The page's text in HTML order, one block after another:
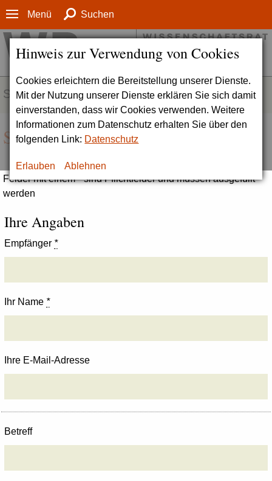
Hinweis zur Verwendung von Cookies
Cookies erleichtern die Bereitstellung unserer Dienste.
Mit der Nutzung unserer Dienste erklären Sie sich damit
einverstanden, dass wir Cookies verwenden. Weitere
Informationen zum Datenschutz erhalten Sie über den
folgenden Link: Datenschutz
Erlauben Ablehnen
Menü Suchen
SERVICE
Seite empfehlen
Felder mit einem * sind Pflichtfelder und müssen ausgefüllt
werden
Ihre Angaben
Empfänger *
Ihr Name *
Ihre E-Mail-Adresse
Betreff